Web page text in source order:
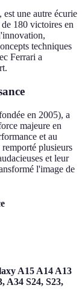
est une autre écurie
180 victoires en
techniques
Ferrari a
en 2005), a
majeure en
et au
plusieurs
et leur
l'image de
A15 A14 A13
A34 S24, S23,